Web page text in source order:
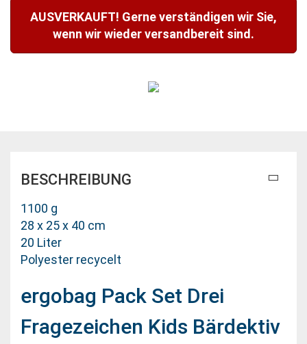
AUSVERKAUFT! Gerne verständigen wir Sie,
wenn wir wieder versandbereit sind.
BESCHREIBUNG
1100 g
28 x 25 x 40 cm
20 Liter
Polyester recycelt
ergobag Pack Set Drei
Fragezeichen Kids Bärdektiv